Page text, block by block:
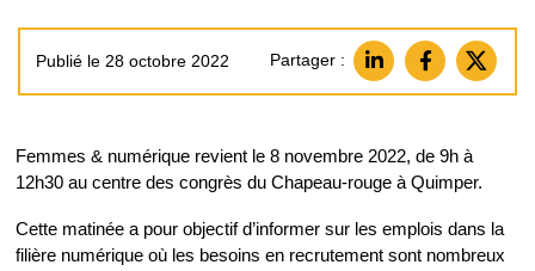
Publié le 28 octobre 2022 Partager :
Femmes & numérique revient le 8 novembre 2022, de 9h à
12h30 au centre des congrès du Chapeau-rouge à Quimper.
Cette matinée a pour objectif d’informer sur les emplois dans la
filière numérique où les besoins en recrutement sont nombreux